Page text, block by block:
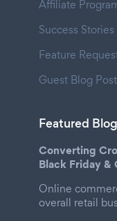
Affiliate
Success Stories
Feature
Guest Blog Post
Featured
Converting
Black Friday &
Online
overall retail